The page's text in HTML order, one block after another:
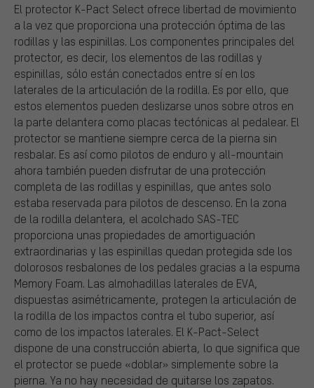
El protector K-Pact Select ofrece libertad de movimiento
a la vez que proporciona una protección óptima de las
rodillas y las espinillas. Los componentes principales del
protector, es decir, los elementos de las rodillas y
espinillas, sólo están conectados entre sí en los
laterales de la articulación de la rodilla. Es por ello, que
estos elementos pueden deslizarse unos sobre otros en
la parte delantera como placas tectónicas al pedalear. El
protector se mantiene siempre cerca de la pierna sin
resbalar. Es así como pilotos de enduro y all-mountain
ahora también pueden disfrutar de una protección
completa de las rodillas y espinillas, que antes solo
estaba reservada para pilotos de descenso. En la zona
de la rodilla delantera, el acolchado SAS-TEC
proporciona unas propiedades de amortiguación
extraordinarias y las espinillas quedan protegida sde los
dolorosos resbalones de los pedales gracias a la espuma
Memory Foam. Las almohadillas laterales de EVA,
dispuestas asimétricamente, protegen la articulación de
la rodilla de los impactos contra el tubo superior, así
como de los impactos laterales. El K-Pact-Select
dispone de una construcción abierta, lo que significa que
el protector se puede «doblar» simplemente sobre la
pierna. Ya no hay necesidad de quitarse los zapatos.